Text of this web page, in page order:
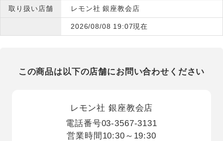
取り扱い店舗 レモン社 銀座教会店
2026/08/08 19:07現在
この商品は以下の店舗にお問い合わせください
レモン社 銀座教会店
電話番号03-3567-3131
営業時間 10:30～19:30